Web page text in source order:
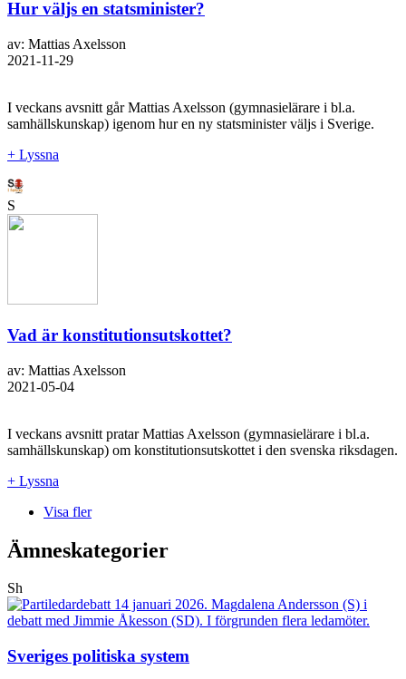
Hur väljs en statsminister?
av: Mattias Axelsson
2021-11-29
I veckans avsnitt går Mattias Axelsson (gymnasielärare i bl.a.
samhällskunskap) igenom hur en ny statsminister väljs i Sverige.
+ Lyssna
S
Vad är konstitutionsutskottet?
av: Mattias Axelsson
2021-05-04
I veckans avsnitt pratar Mattias Axelsson (gymnasielärare i bl.a.
samhällskunskap) om konstitutionsutskottet i den svenska riksdagen.
+ Lyssna
Visa fler
Ämneskategorier
Sh
Sveriges politiska system